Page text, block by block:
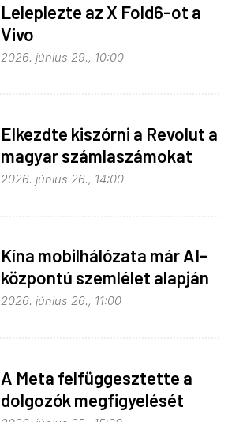
Leleplezte az X Fold6-ot a
Vivo
2026. június 29., 10:00
Elkezdte kiszórni a Revolut a
magyar számlaszámokat
2026. június 26., 14:00
Kína mobilhálózata már AI-
központú szemlélet alapján
fejlődik
2026. június 26., 11:00
A Meta felfüggesztette a
dolgozók megfigyelését